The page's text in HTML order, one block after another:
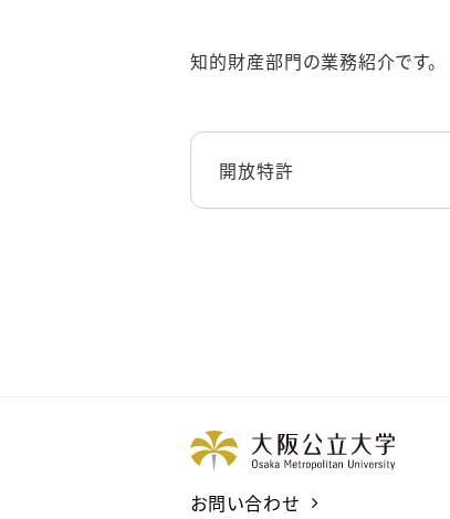
知的財産部門の業務紹介です。
開放特許
お問い合わせ